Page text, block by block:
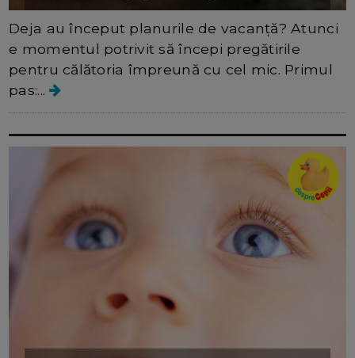
Deja au început planurile de vacanță? Atunci
e momentul potrivit să începi pregătirile
pentru călătoria împreună cu cel mic. Primul
pas:...